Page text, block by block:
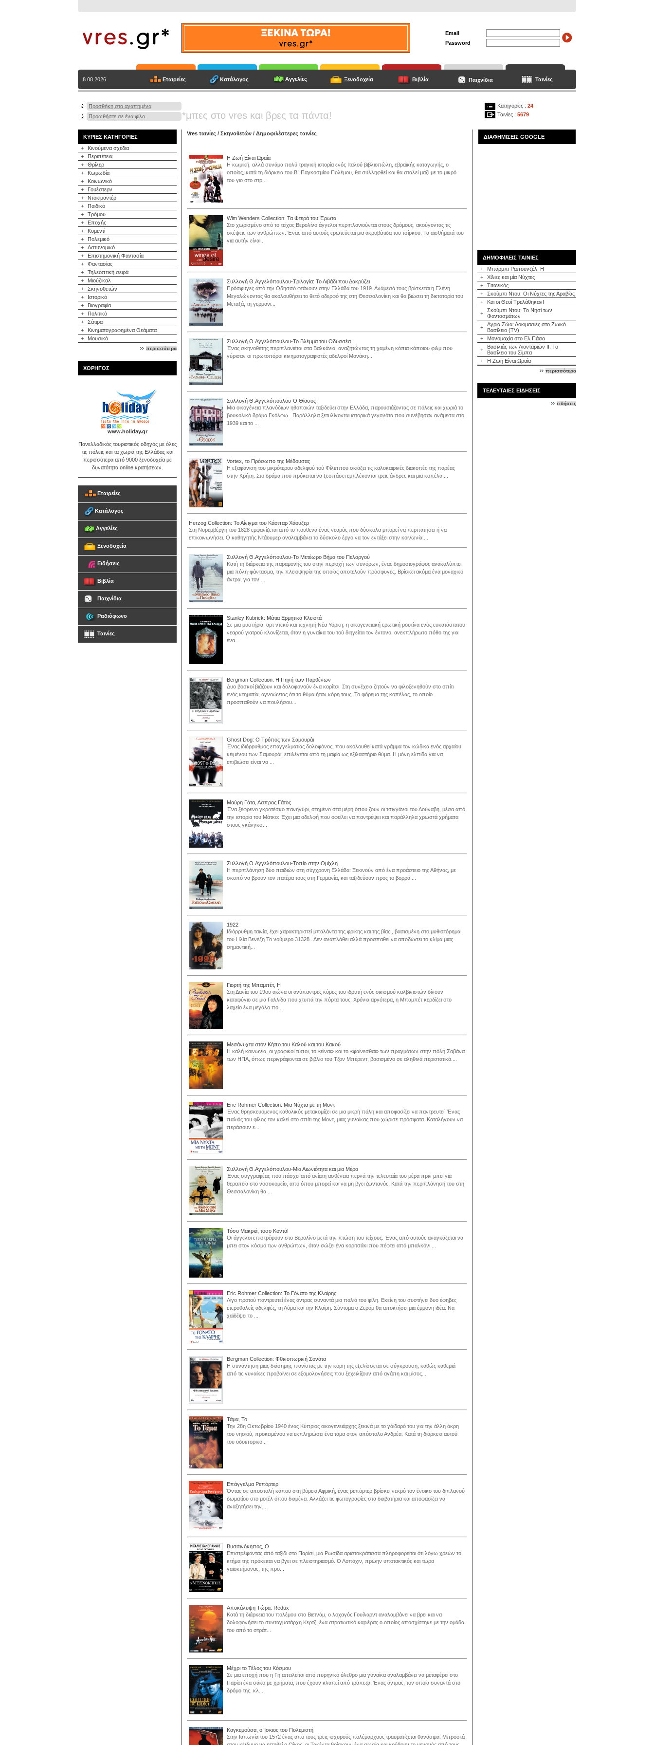
Email
Password
8.08.2026 Εταιρείες Κατάλογος Αγγελίες Ξενοδοχεία Βιβλία Παιχνίδια Ταινίες
Προσθήκη στα αγαπημένα
Προωθήστε σε ένα φίλο
*μπες στο vres και βρες τα πάντα!
Κατηγορίες : 24
Ταινίες : 5679
ΚΥΡΙΕΣ ΚΑΤΗΓΟΡΙΕΣ
+
Κινούμενα σχέδια
+
Περιπέτεια
+
Θρίλερ
+
Κωμωδία
+
Κοινωνικό
+
Γουέστερν
+
Ντοκιμαντέρ
+
Παιδικό
+
Τρόμου
+
Εποχής
+
Κομεντί
+
Πολεμικό
+
Αστυνομικό
+
Επιστημονική Φαντασία
+
Φαντασίας
+
Τηλεοπτική σειρά
+
Μιούζικαλ
+
Σκηνοθετών
+
Ιστορικό
+
Βιογραφία
+
Πολιτικό
+
Σάτιρα
+
Κινηματογραφημένα Θεάματα
+
Μουσικό
περισσότερα
ΧΟΡΗΓΟΣ
www.holiday.gr
Πανελλαδικός τουριστικός οδηγός με όλες
τις πόλεις και τα χωριά της Ελλάδας και
περισσότερα από 9000 ξενοδοχεία με
δυνατότητα online κρατήσεων.
Εταιρείες
Κατάλογος
Αγγελίες
Ξενοδοχεία
Ειδήσεις
Βιβλία
Παιχνίδια
Ραδιόφωνο
Ταινίες
Vres ταινίες / Σκηνοθετών / Δημοφιλέστερες ταινίες
Η Ζωή Είναι Ωραία
Η κωμική, αλλά συνάμα πολύ τραγική ιστορία ενός Ιταλού βιβλιοπώλη, εβραϊκής καταγωγής, ο
οποίος, κατά τη διάρκεια του Β΄ Παγκοσμίου Πολέμου, θα συλληφθεί και θα σταλεί μαζί με το μικρό
του γιο στο στρ...
Wim Wenders Collection: Τα Φτερά του Έρωτα
Στο χωρισμένο από το τείχος Βερολίνο άγγελοι περιπλανιούνται στους δρόμους, ακούγοντας τις
σκέψεις των ανθρώπων. Ένας από αυτούς ερωτεύεται μια ακροβάτιδα του τσίρκου. Τα αισθήματά του
για αυτήν είναι...
Συλλογή Θ.Αγγελόπουλου-Τριλογία: Το Λιβάδι που Δακρύζει
Πρόσφυγες από την Οδησσό φτάνουν στην Ελλάδα του 1919. Ανάμεσά τους βρίσκεται η Ελένη.
Μεγαλώνοντας θα ακολουθήσει το θετό αδερφό της στη Θεσσαλονίκη και θα βιώσει τη δικτατορία του
Μεταξά, τη γερμανι...
Συλλογή Θ.Αγγελόπουλου-Το Βλέμμα του Οδυσσέα
Ένας σκηνοθέτης περιπλανιέται στα Βαλκάνια, αναζητώντας τη χαμένη κόπια κάποιου φιλμ που
γύρισαν οι πρωτοπόροι κινηματογραφιστές αδελφοί Μανάκη....
Συλλογή Θ.Αγγελόπουλου-Ο Θίασος
Μια οικογένεια πλανόδιων ηθοποιών ταξιδεύει στην Ελλάδα, παρουσιάζοντας σε πόλεις και χωριά το
βουκολικό δράμα Γκόλφω . Παράλληλα ξετυλίγονται ιστορικά γεγονότα που συνέβησαν ανάμεσα στο
1939 και το ...
Vortex, το Πρόσωπο της Μέδουσας
Η εξαφάνιση του μικρότερου αδελφού τού Φίλιππου σκιάζει τις καλοκαιρινές διακοπές της παρέας
στην Κρήτη. Στο δράμα που πρόκειται να ξεσπάσει εμπλέκονται τρεις άνδρες και μια κοπέλα....
Herzog Collection: Το Αίνιγμα του Κάσπαρ Χάουζερ
Στη Νυρεμβέργη του 1828 εμφανίζεται από το πουθενά ένας νεαρός που δύσκολα μπορεί να περπατήσει ή να
επικοινωνήσει. Ο καθηγητής Ντάουμερ αναλαμβάνει το δύσκολο έργο να τον εντάξει στην κοινωνία....
Συλλογή Θ.Αγγελόπουλου-Το Μετέωρο Βήμα του Πελαργού
Κατή τη διάρκεια της παραμονής του στην περιοχή των συνόρων, ένας δημοσιογράφος ανακαλύπτει
μια πόλη-φάντασμα, την πλειοψηφία της οποίας αποτελούν πρόσφυγες. Βρίσκει ακόμα ένα μοναχικό
άντρα, για τον ...
Stanley Kubrick: Μάτια Ερμητικά Κλειστά
Σε μια μυστήρια, αρτ ντεκό και τεχνητή Νέα Υόρκη, η οικογενειακή ερωτική ρουτίνα ενός ευκατάστατου
νεαρού γιατρού κλονίζεται, όταν η γυναίκα του τού διηγείται τον έντονο, ανεκπλήρωτο πόθο της για
ένα...
Bergman Collection: Η Πηγή των Παρθένων
Δυο βοσκοί βιάζουν και δολοφονούν ένα κορίτσι. Στη συνέχεια ζητούν να φιλοξενηθούν στο σπίτι
ενός κτηματία, αγνοώντας ότι το θύμα ήταν κόρη τους. Το φόρεμα της κοπέλας, το οποίο
προσπαθούν να πουλήσου...
Ghost Dog: Ο Τρόπος των Σαμουράι
Ένας ιδιόρρυθμος επαγγελματίας δολοφόνος, που ακολουθεί κατά γράμμα τον κώδικα ενός αρχαίου
κειμένου των Σαμουράι, επιλέγεται από τη μαφία ως εξιλαστήριο θύμα. Η μόνη ελπίδα για να
επιβιώσει είναι να ...
Μαύρη Γάτα, Ασπρος Γάτος
Ένα ξέφρενο γκροτέσκο πανηγύρι, στημένο στα μέρη όπου ζουν οι τσιγγάνοι του Δούναβη, μέσα από
την ιστορία του Μάτκο: Έχει μια αδελφή που οφείλει να παντρέψει και παράλληλα χρωστά χρήματα
στους γκάνγκσ...
Συλλογή Θ.Αγγελόπουλου-Τοπίο στην Ομίχλη
Η περιπλάνηση δύο παιδιών στη σύγχρονη Ελλάδα: Ξεκινούν από ένα προάστειο της Αθήνας, με
σκοπό να βρουν τον πατέρα τους στη Γερμανία, και ταξιδεύουν προς το βορρά....
1922
Ιδιόρρυθμη ταινία, έχει χαρακτηριστεί μπαλάντα της φρίκης και της βίας , βασισμένη στο μυθιστόρημα
του Ηλία Βενέζη Το νούμερο 31328 . Δεν αναπλάθει αλλά προσπαθεί να αποδώσει το κλίμα μιας
σημαντική...
Γιορτή της Μπαμπέτ, Η
Στη Δανία του 19ου αιώνα οι ανύπαντρες κόρες του ιδρυτή ενός οικισμού καλβινιστών δίνουν
καταφύγιο σε μια Γαλλίδα που χτυπά την πόρτα τους. Χρόνια αργότερα, η Μπαμπέτ κερδίζει στο
λαχείο ένα μεγάλο πο...
Μεσάνυχτα στον Κήπο του Καλού και του Κακού
Η καλή κοινωνία, οι γραφικοί τύποι, το «είναι» και το «φαίνεσθαι» των πραγμάτων στην πόλη Σαβάνα
των ΗΠΑ, όπως περιγράφονται σε βιβλίο του Τζον Μπέρεντ, βασισμένο σε αληθινά περιστατικά....
Eric Rohmer Collection: Μια Νύχτα με τη Μοντ
Ένας θρησκευόμενος καθολικός μετακομίζει σε μια μικρή πόλη και αποφασίζει να παντρευτεί. Ένας
παλιός του φίλος τον καλεί στο σπίτι της Μοντ, μιας γυναίκας που χώρισε πρόσφατα. Καταλήγουν να
περάσουν ε...
Συλλογή Θ.Αγγελόπουλου-Μια Αιωνιότητα και μια Μέρα
Ένας συγγραφέας που πάσχει από ανίατη ασθένεια περνά την τελευταία του μέρα πριν μπει για
θεραπεία στο νοσοκομείο, από όπου μπορεί και να μη βγει ζωντανός. Κατά την περιπλάνησή του στη
Θεσσαλονίκη θα ...
Τόσο Μακριά, τόσο Κοντά!
Οι άγγελοι επιστρέφουν στο Βερολίνο μετά την πτώση του τείχους. Ένας από αυτούς αναγκάζεται να
μπει στον κόσμο των ανθρώπων, όταν σώζει ένα κοριτσάκι που πέφτει από μπαλκόνι....
Eric Rohmer Collection: Το Γόνατο της Κλαίρης
Λίγο προτού παντρευτεί ένας άντρας συναντά μια παλιά του φίλη. Εκείνη του συστήνει δυο έφηβες
ετεροθαλείς αδελφές, τη Λόρα και την Κλαίρη. Σύντομα ο Ζερόμ θα αποκτήσει μια έμμονη ιδέα: Να
χαϊδέψει το ...
Bergman Collection: Φθινοπωρινή Σονάτα
Η συνάντηση μιας διάσημης πιανίστας με την κόρη της εξελίσσεται σε σύγκρουση, καθώς καθεμιά
από τις γυναίκες προβαίνει σε εξομολογήσεις που ξεχειλίζουν από αγάπη και μίσος....
Τάμα, Το
Την 28η Οκτωβρίου 1940 ένας Κύπριος οικογενειάρχης ξεκινά με το γάιδαρό του για την άλλη άκρη
του νησιού, προκειμένου να εκπληρώσει ένα τάμα στον απόστολο Ανδρέα. Κατά τη διάρκεια αυτού
του οδοιπορικο...
Επάγγελμα Ρεπόρτερ
Όντας σε αποστολή κάπου στη βόρεια Αφρική, ένας ρεπόρτερ βρίσκει νεκρό τον ένοικο του διπλανού
δωματίου στο μοτέλ όπου διαμένει. Αλλάζει τις φωτογραφίες στα διαβατήρια και αποφασίζει να
αναζητήσει την...
Βυσσινόκηπος, Ο
Επιστρέφοντας από ταξίδι στο Παρίσι, μια Ρωσίδα αριστοκράτισσα πληροφορείται ότι λόγω χρεών το
κτήμα της πρόκειται να βγει σε πλειστηριασμό. Ο Λοπάχιν, πρώην υποτακτικός και τώρα
γαιοκτήμονας, της προ...
Αποκάλυψη Τώρα: Redux
Κατά τη διάρκεια του πολέμου στο Βιετνάμ, ο λοχαγός Γουίλαρντ αναλαμβάνει να βρει και να
δολοφονήσει το συνταγματάρχη Κερτζ, ένα στρατιωτικό καριέρας ο οποίος αποσχίστηκε με την ομάδα
του από το στράτ...
Μέχρι το Τέλος του Κόσμου
Σε μια εποχή που η Γη απειλείται από πυρηνικό όλεθρο μια γυναίκα αναλαμβάνει να μεταφέρει στο
Παρίσι ένα σάκο με χρήματα, που έχουν κλαπεί από τράπεζα. Ένας άντρας, τον οποία συναντά στο
δρόμο της, κλ...
Καγκεμούσα, ο Ίσκιος του Πολεμιστή
Στην Ιαπωνία του 1572 ένας από τους τρεις ισχυρούς πολέμαρχους τραυματίζεται θανάσιμα. Μπροστά
ΔΙΑΦΗΜΙΣΕΙΣ GOOGLE
ΔΗΜΟΦΙΛΕΙΣ ΤΑΙΝΙΕΣ
+
Μπάρμπι Ραπουνζέλ, Η
+
Χίλιες και μία Νύχτες
+
Τιτανικός
+
Σκούμπι Ντου: Οι Νύχτες της Αραβίας
+
Και οι Θεοί Τρελάθηκαν!
+
Σκούμπι Ντου: Το Νησί των
Φαντασμάτων
+
Αγρια Ζώα: Δοκιμασίες στο Ζωικό
Βασίλειο (TV)
+
Μονομαχία στο Ελ Πάσο
+
Βασιλιάς των Λιονταριών ΙΙ: Το
Βασίλειο του Σίμπα
+
Η Ζωή Είναι Ωραία
περισσότερα
ΤΕΛΕΥΤΑΙΕΣ ΕΙΔΗΣΕΙΣ
ειδήσεις